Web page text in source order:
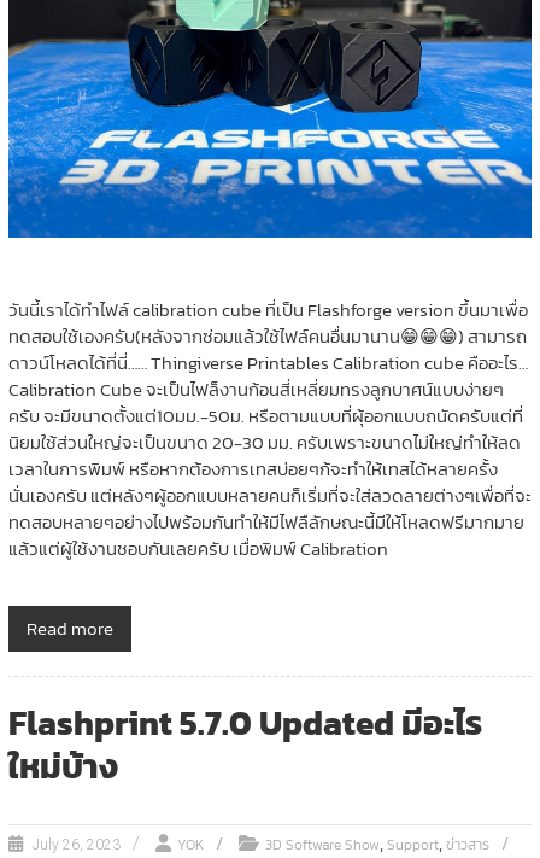
วันนี้เราได้ทำไฟล์ calibration cube ที่เป็น Flashforge version ขึ้นมาเพื่อ
ทดสอบใช้เองครับ(หลังจากซ่อมแล้วใช้ไฟล์คนอื่นมานาน😁😁😁) สามารถ
ดาวน์โหลดได้ที่นี่…… Thingiverse Printables Calibration cube คืออะไร…
Calibration Cube จะเป็นไฟล็งานก้อนสี่เหลี่ยมทรงลูกบาศน์แบบง่ายๆ
ครับ จะมีขนาดตั้งแต่10มม.-50ม. หรือตามแบบที่ผุ้ออกแบบถนัดครับแต่ที่
นิยมใช้ส่วนใหญ่จะเป็นขนาด 20-30 มม. ครับเพราะขนาดไม่ใหญ่ทำให้ลด
เวลาในการพิมพ์ หรือหากต้องการเทสบ่อยๆก้จะทำให้เทสได้หลายครั้ง
นั่นเองครับ แต่หลังๆผู้ออกแบบหลายคนก็เริ่มที่จะใส่ลวดลายต่างๆเพื่อที่จะ
ทดสอบหลายๆอย่างไปพร้อมกันทำให้มีไฟลืลักษณะนี้มีให้โหลดฟรีมากมาย
แล้วแต่ผู้ใช้งานชอบกันเลยครับ เมื่อพิมพ์ Calibration
Read more
Flashprint 5.7.0 Updated มีอะไร
ใหม่บ้าง
July 26, 2023 YOK 3D Software Show,Support,ข่าวสาร